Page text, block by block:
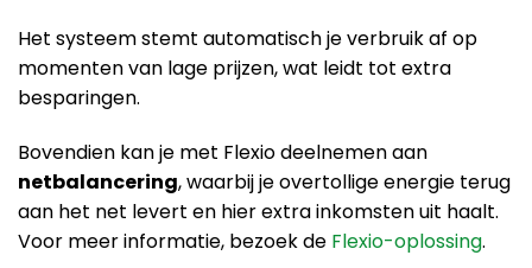
Het systeem stemt automatisch je verbruik af op
momenten van lage prijzen, wat leidt tot extra
besparingen.
Bovendien kan je met Flexio deelnemen aan
netbalancering, waarbij je overtollige energie terug
aan het net levert en hier extra inkomsten uit haalt.
Voor meer informatie, bezoek de Flexio-oplossing.